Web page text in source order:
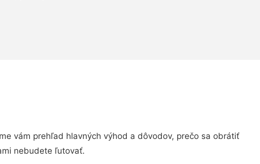
vám prehľad hlavných výhod a dôvodov, prečo sa obrátiť
nebudete ľutovať.